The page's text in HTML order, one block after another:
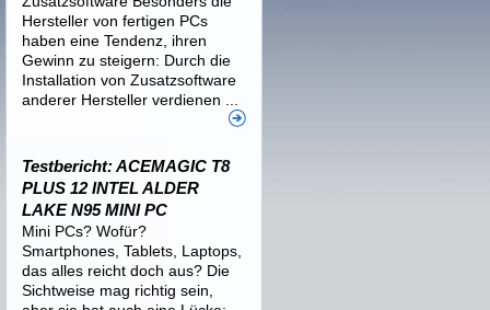
Hersteller von fertigen PCs
haben eine Tendenz, ihren
Gewinn zu steigern: Durch die
Installation von Zusatzsoftware
anderer Hersteller verdienen ...
Testbericht: ACEMAGIC T8
PLUS 12 INTEL ALDER
LAKE N95 MINI PC
Mini PCs? Wofür?
Smartphones, Tablets, Laptops,
das alles reicht doch aus? Die
Sichtweise mag richtig sein,